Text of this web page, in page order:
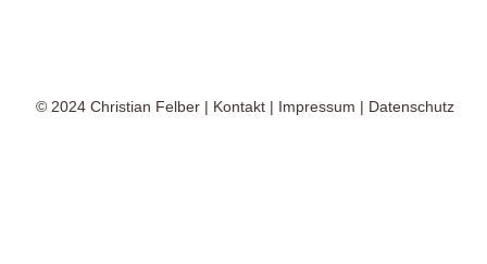
© 2024 Christian Felber | Kontakt | Impressum | Datenschutz